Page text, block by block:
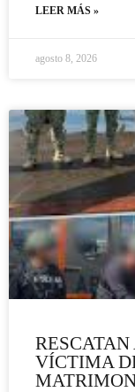
LEER MÁS »
agosto 8, 2026
VÍCTIMA